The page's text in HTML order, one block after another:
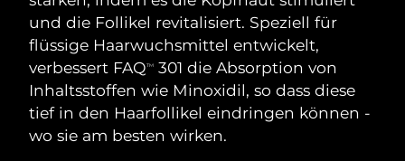
und die Follikel revitalisiert. Speziell für
flüssige Haarwuchsmittel entwickelt,
verbessert FAQTM
301 die Absorption von
Inhaltsstoffen wie Minoxidil, so dass diese
tief in den Haarfollikel eindringen können -
wo sie am besten wirken.
Massage, LED heating
LUNA™ 4 Men
For men, anti-aging massage
Microcurrent toning on-the-go
BEAR™ 2 eyes & lips
Microcurrent line smoothing device
UFO™ 3 Set
Deep facial hydration
UFO™ 3 LED
Near-infrared and red light therapy
device
issa™ 4
Hybrid silicone sonic toothbrush
issa™ 4 plus
Smart hybrid silicone sonic toothbrush
FAQ™ ANTI-AGING-BEHANDLUNG
Anti-aging LED-Behandlungen
NEW
Brunei Darussalam Erwartete Lieferung
Bulgarien Erwartete Lieferung 8/10/26
Kanada Erwartete Lieferung8/14/26